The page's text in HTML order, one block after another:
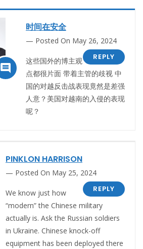

时间在安全
Posted On May 26, 2024
REPLY
这些国外的博主观
点都很片面 带着主管的歧视 中
国的对越反击战表现竟然是差强
人意？美国对越南的入侵的表现
呢？
PINKLON HARRISON
Posted On May 25, 2024
REPLY
We know just how
“modern” the Chinese military
actually is. Ask the Russian soldiers
in Ukraine. Chinese knock-off
equipment has been deployed there